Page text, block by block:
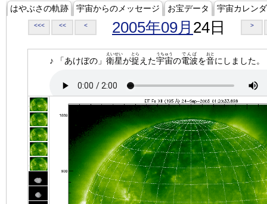
はやぶさの軌跡 宇宙からのメッセージ お宝データ 宇宙カレン
<<< << < 2005年09月 24日 >
♪ 「あけぼの」 衛星
えいせい
が捉
とら
えた宇宙
うちゅう
の電波
でんぱ
を音
おと
にしました。